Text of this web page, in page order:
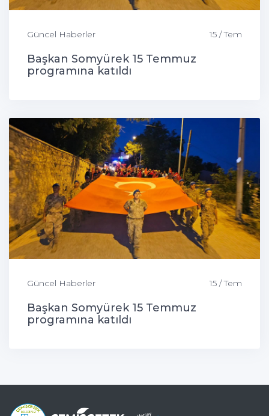
Güncel Haberler 15 / Tem
Başkan Somyürek 15 Temmuz
programına katıldı
Güncel Haberler 15 / Tem
Başkan Somyürek 15 Temmuz
programına katıldı